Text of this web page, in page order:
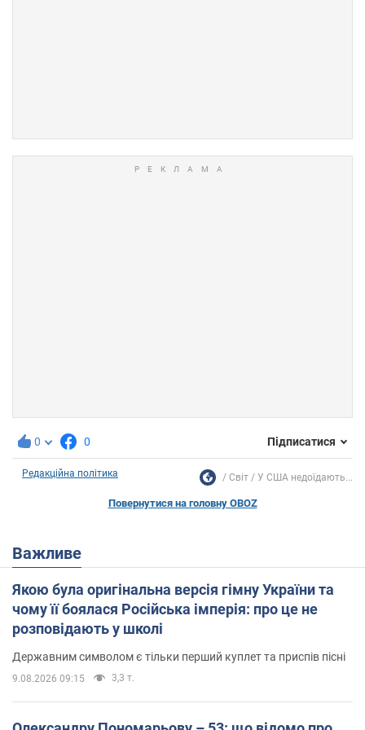
0 0 Підписатися
Редакційна політика Світ У США недоїдають...
Повернутися на головну OBOZ
Важливе
Якою була оригінальна версія гімну України та
чому її боялася Російська імперія: про це не
розповідають у школі
Державним символом є тільки перший куплет та приспів пісні
9.08.2026 09:15 3,3 т.